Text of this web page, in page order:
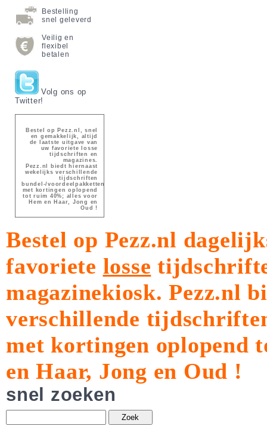
Bestelling
snel geleverd
Veilig en
flexibel
betalen
Volg ons op
Twitter!
Bestel op Pezz.nl, snel
en gemakkelijk, altijd
de laatste uitgave van
uw favoriete losse
tijdschriften en
magazines.
Pezz.nl biedt hiernaast
wekelijks verschillende
tijdschriften
bundel-/voordeelpakketten
met kortingen oplopend
tot ruim 40%; alles voor
Hem en Haar, Jong en
Oud !
Bestel op Pezz.nl
favoriete losse
magazinekiosk.Pezz.nl
verschillende
met kortingen oplopend
en Haar, Jong en Oud !
snel zoeken
Zoek